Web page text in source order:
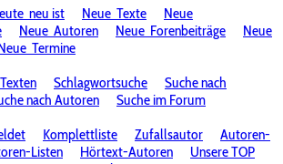
neu ist Neue Texte
Neue
Neue Autoren Neue Forenbeiträge
Neue
Termine
Schlagwortsuche
Suche nach
nach Autoren
Suche im Forum
Komplettliste Zufallsautor
Autoren-
Listen Hörtext-Autoren
Unsere TOP